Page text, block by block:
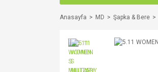
Anasayfa MD Şapka & Bere